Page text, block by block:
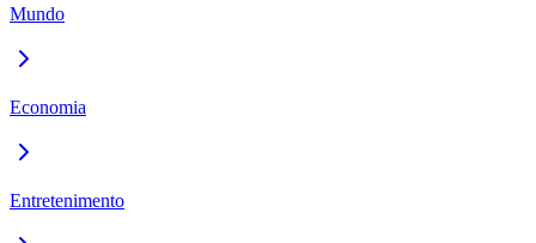
Mundo
Economia
Entretenimento